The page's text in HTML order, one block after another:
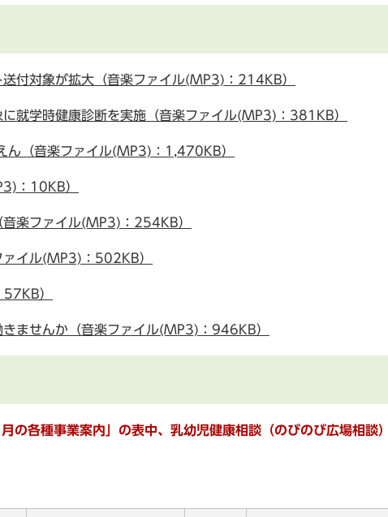
付対象が拡大（音楽ファイル(MP3)：214KB）
就学時健康診断を実施（音楽ファイル(MP3)：381KB）
ん（音楽ファイル(MP3)：1,470KB）
：10KB）
楽ファイル(MP3)：254KB）
ァイル(MP3)：502KB）
）
ませんか（音楽ファイル(MP3)：946KB）
の各種事業案内」の表中、乳幼児健康相談（のびのび広場相談